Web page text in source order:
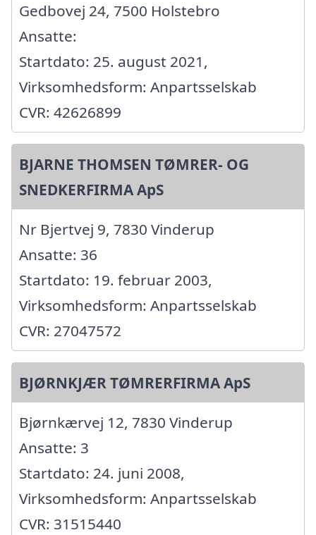
Gedbovej 24, 7500 Holstebro
Ansatte:
Startdato: 25. august 2021,
Virksomhedsform: Anpartsselskab
CVR: 42626899
BJARNE THOMSEN TØMRER- OG
SNEDKERFIRMA ApS
Nr Bjertvej 9, 7830 Vinderup
Ansatte: 36
Startdato: 19. februar 2003,
Virksomhedsform: Anpartsselskab
CVR: 27047572
BJØRNKJÆR TØMRERFIRMA ApS
Bjørnkærvej 12, 7830 Vinderup
Ansatte: 3
Startdato: 24. juni 2008,
Virksomhedsform: Anpartsselskab
CVR: 31515440